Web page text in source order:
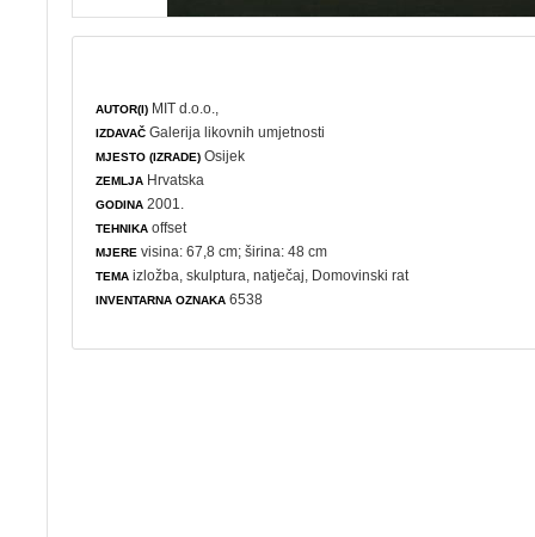
AUTOR(I) MIT d.o.o.,
IZDAVAČ Galerija likovnih umjetnosti
MJESTO (IZRADE) Osijek
ZEMLJA Hrvatska
GODINA 2001.
TEHNIKA offset
MJERE visina: 67,8 cm; širina: 48 cm
TEMA izložba ,skulptura ,natječaj Domovinski rat
INVENTARNA OZNAKA 6538